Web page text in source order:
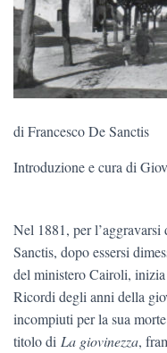
di Francesco De Sanctis
Introduzione e cura di
Nel 1881, per
Sanctis, dopo essersi
del ministero Cairoli,
Ricordi degli anni della
incompiuti per la sua
titolo di La giovinezza,